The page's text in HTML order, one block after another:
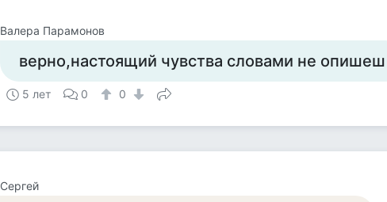
Валера Парамонов
верно,настоящий чувства словами не опишеш
5 лет 0 0
Сергей